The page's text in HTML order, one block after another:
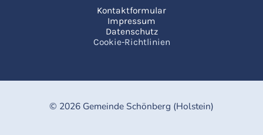
Kontaktformular
Impressum
Datenschutz
Cookie-Richtlinien
© 2026 Gemeinde Schönberg (Holstein)